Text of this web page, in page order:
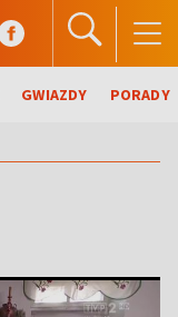
GWIAZDY PORADY